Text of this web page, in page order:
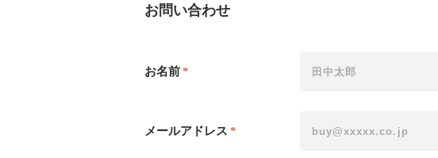
お問い合わせ
お名前*
メールアドレス *